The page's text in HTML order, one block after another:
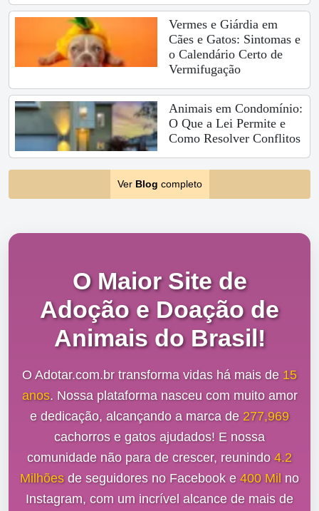
Vermes e Giárdia em
Cães e Gatos: Sintomas e
o Calendário Certo de
Vermifugação
Animais em Condomínio:
O Que a Lei Permite e
Como Resolver Conflitos
Ver Blog completo
O Maior Site de
Adoção e Doação de
Animais do Brasil!
O Adotar.com.br transforma vidas há mais de 15
anos. Nossa plataforma nasceu com muito amor
e dedicação, alcançando a marca de 277,969
cachorros e gatos ajudados! E nossa
comunidade não para de crescer, reunindo 4.2
Milhõesde seguidores no Facebook e 400 Mil no
Instagram, com um incrível alcance de mais de